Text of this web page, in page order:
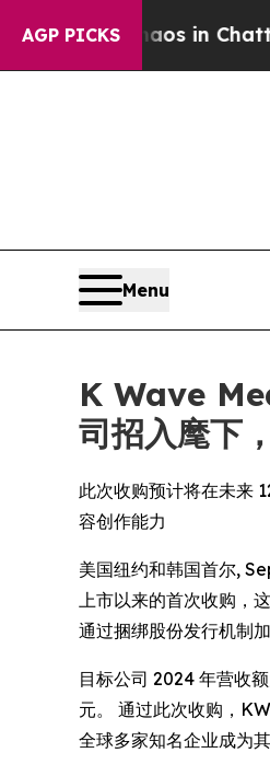
AGP PICKS
Chaos in
Menu
K Wave
司招入麾下
此次收购预计将在未来
容创作能力
美国纽约和韩国首尔,
上市以来的首次收购，
通过捆绑股份发行机制
目标公司 2024 年营收
元。 通过此次收购，
全球多家知名企业成为